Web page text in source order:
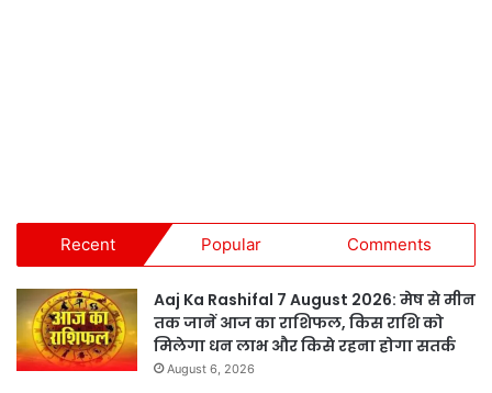
Recent Popular Comments
Aaj Ka Rashifal 7 August 2026: मेष से मीन
तक जानें आज का राशिफल, किस राशि को
मिलेगा धन लाभ और किसे रहना होगा सतर्क
August 6, 2026